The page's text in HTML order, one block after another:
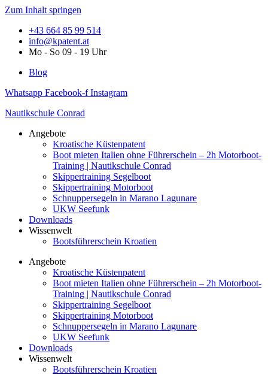
Zum Inhalt springen
+43 664 85 99 514
info@kpatent.at
Mo - So 09 - 19 Uhr
Blog
Whatsapp Facebook-f Instagram
Nautikschule Conrad
Angebote
Kroatische Küstenpatent
Boot mieten Italien ohne Führerschein – 2h Motorboot-
Training | Nautikschule Conrad
Skippertraining Segelboot
Skippertraining Motorboot
Schnuppersegeln in Marano Lagunare
UKW Seefunk
Downloads
Wissenwelt
Bootsführerschein Kroatien
Angebote
Kroatische Küstenpatent
Boot mieten Italien ohne Führerschein – 2h Motorboot-
Training | Nautikschule Conrad
Skippertraining Segelboot
Skippertraining Motorboot
Schnuppersegeln in Marano Lagunare
UKW Seefunk
Downloads
Wissenwelt
Bootsführerschein Kroatien